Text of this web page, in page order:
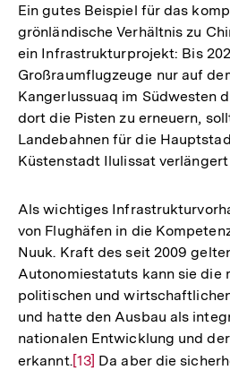
Ein gutes Beispiel für das
grönländische Verhältnis zu
ein Infrastrukturprojekt: Bis
Großraumflugzeuge nur auf
Kangerlussuaq im Südwesten
dort die Pisten zu erneuern,
Landebahnen für die
Küstenstadt Ilulissat
Als wichtiges
von Flughäfen in die
Nuuk. Kraft des seit 2009
Autonomiestatuts kann sie die
politischen und
und hatte den Ausbau als
nationalen Entwicklung und
erkannt.Zur
[13] Da aber die